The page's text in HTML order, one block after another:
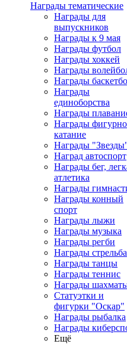
Награды тематические
Награды для
выпускников
Награды к 9 мая
Награды футбол
Награды хоккей
Награды
Награды
Награды
единоборства
Награды
Награды
катание
Награды
Наград автоспорт
Награды бег,
атлетика
Награды
Награды конный
спорт
Награды лыжи
Награды музыка
Награды регби
Награды стрельба
Награды танцы
Награды теннис
Награды
Статуэтки и
фигурки "Оскар"
Награды рыбалка
Награды
Ещё